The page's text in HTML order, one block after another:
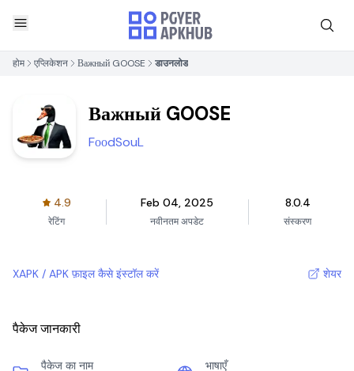
होम एप्लिकेशन Важный GOOSE डाउनलोड
Важный GOOSE
FооdSouL
4.9
रेटिंग
Feb 04, 2025
नवीनतम अपडेट
8.0.4
संस्करण
XAPK / APK फ़ाइल कैसे इंस्टॉल करें शेयर
पैकेज जानकारी
पैकेज का नाम भाषाएँ